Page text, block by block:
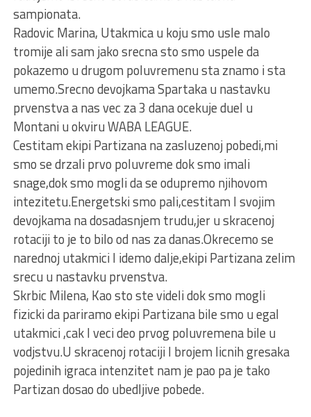
sampionata.
Radovic Marina, Utakmica u koju smo usle malo
tromije ali sam jako srecna sto smo uspele da
pokazemo u drugom poluvremenu sta znamo i sta
umemo.Srecno devojkama Spartaka u nastavku
prvenstva a nas vec za 3 dana ocekuje duel u
Montani u okviru WABA LEAGUE.
Cestitam ekipi Partizana na zasluzenoj pobedi,mi
smo se drzali prvo poluvreme dok smo imali
snage,dok smo mogli da se odupremo njihovom
intezitetu.Energetski smo pali,cestitam I svojim
devojkama na dosadasnjem trudu,jer u skracenoj
rotaciji to je to bilo od nas za danas.Okrecemo se
narednoj utakmici I idemo dalje,ekipi Partizana zelim
srecu u nastavku prvenstva.
Skrbic Milena, Kao sto ste videli dok smo mogli
fizicki da pariramo ekipi Partizana bile smo u egal
utakmici ,cak I veci deo prvog poluvremena bile u
vodjstvu.U skracenoj rotaciji I brojem licnih gresaka
pojedinih igraca intenzitet nam je pao pa je tako
Partizan dosao do ubedljive pobede.